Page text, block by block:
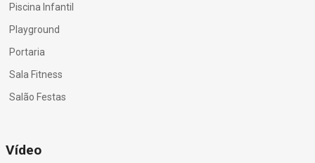
Piscina Infantil
Playground
Portaria
Sala Fitness
Salão Festas
Vídeo